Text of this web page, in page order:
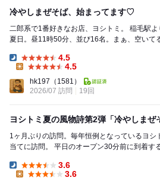
冷やしまぜそば、始まってます♡
二郎系で1番好きなお店、ヨシトミ。 稲毛駅より徒歩5分。7月31日の真
夏日。昼11時50分、並び16名。まぁ、空いてる方かw ここの
Dinner:
4.5
4.5
hk197 （1581）
2026/07 訪問
19回
ヨシトミ夏の風物詩第2弾「冷やしまぜ
1ヶ月ぶりの訪問。毎年恒例となっているヨシ
当てに訪問。 平日のオープン30分前に到着すると、先客は1組。開店前の
Dinner:
3.6
3.6